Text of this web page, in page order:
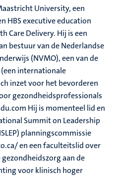
University, een
HBS executive education
Care Delivery. Hij is een
bestuur van de Nederlandse
(NVMO), een van de
internationale
inzet voor het bevorderen
gezondheidsprofessionals
Hij is momenteel lid en
Summit on Leadership
planningscommissie
en een faculteitslid over
aan de
voor klinisch hoger